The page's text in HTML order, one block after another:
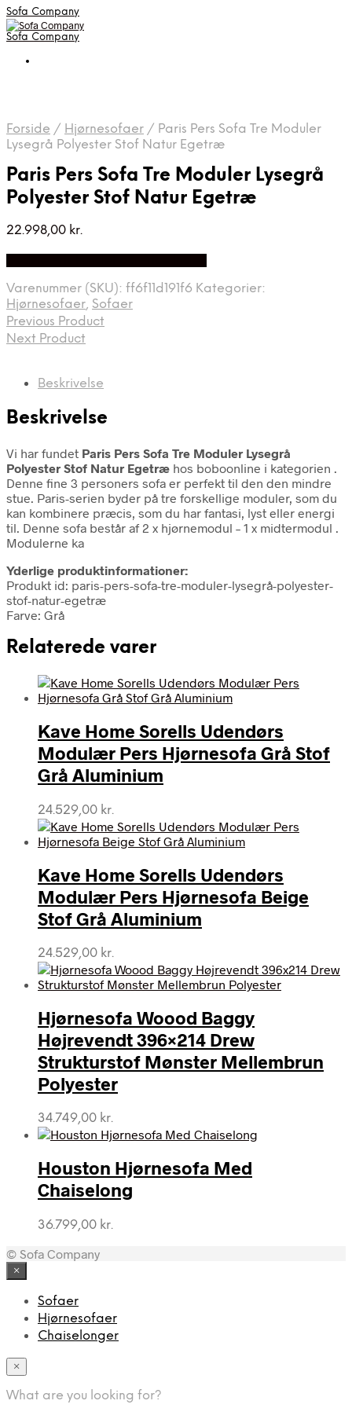
Sofa Company
Sofa Company
Forside / Hjørnesofaer / Paris Pers Sofa Tre Moduler
Lysegrå Polyester Stof Natur Egetræ
Paris Pers Sofa Tre Moduler Lysegrå
Polyester Stof Natur Egetræ
22.998,00 kr.
Varenummer (SKU): ff6f11d191f6 Kategorier:
Hjørnesofaer, Sofaer
Previous Product
Next Product
Beskrivelse
Beskrivelse
Vi har fundet Paris Pers Sofa Tre Moduler Lysegrå
Polyester Stof Natur Egetræ hos boboonline i kategorien .
Denne fine 3 personers sofa er perfekt til den den mindre
stue. Paris-serien byder på tre forskellige moduler, som du
kan kombinere præcis, som du har fantasi, lyst eller energi
til. Denne sofa består af 2 x hjørnemodul – 1 x midtermodul .
Modulerne ka
Yderlige produktinformationer:
Produkt id: paris-pers-sofa-tre-moduler-lysegrå-polyester-
stof-natur-egetræ
Farve: Grå
Relaterede varer
Kave Home Sorells Udendørs
Modulær Pers Hjørnesofa Grå Stof
Grå Aluminium
24.529,00 kr.
Kave Home Sorells Udendørs
Modulær Pers Hjørnesofa Beige
Stof Grå Aluminium
24.529,00 kr.
Hjørnesofa Woood Baggy
Højrevendt 396×214 Drew
Strukturstof Mønster Mellembrun
Polyester
34.749,00 kr.
Houston Hjørnesofa Med
Chaiselong
36.799,00 kr.
© Sofa Company
×
Sofaer
Hjørnesofaer
Chaiselonger
×
What are you looking for?